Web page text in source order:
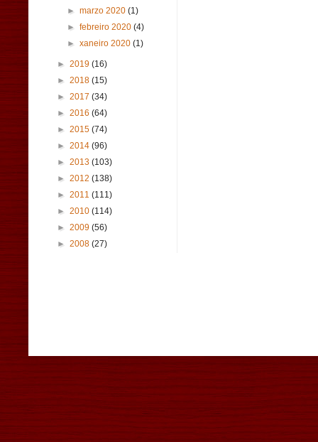
►marzo 2020(1)
►febreiro 2020(4)
►xaneiro 2020(1)
► 2019 (16)
► 2018 (15)
► 2017 (34)
► 2016 (64)
► 2015 (74)
► 2014 (96)
► 2013 (103)
► 2012 (138)
► 2011 (111)
► 2010 (114)
► 2009 (56)
► 2008 (27)